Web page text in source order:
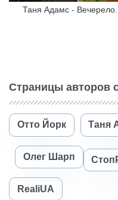
Таня Адамс - Вечерело.
Страницы авторов
Отто Йорк Таня
Олег Шарп
RealiUA